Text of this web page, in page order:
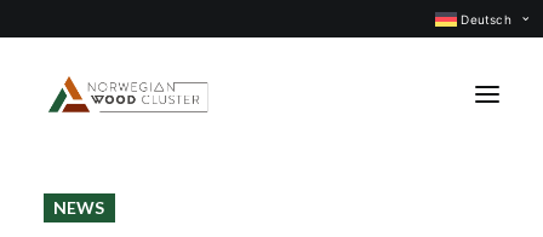
Deutsch
Was ist neu
NEWS